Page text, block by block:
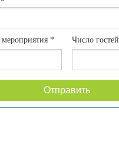
мероприятия* Число
Отправить